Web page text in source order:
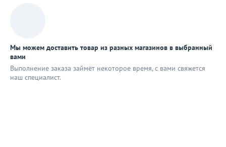
Мы можем доставить товар из разных магазинов в выбранный
вами
Выполнение заказа займёт некоторое время, с вами свяжется
наш специaлист.